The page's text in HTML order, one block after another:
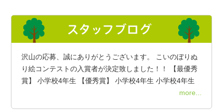
沢山の応募、誠にありがとうございます。 こいのぼりぬ
り絵コンテストの入賞者が決定致しました！！ 【最優秀
賞】 小学校4年生 【優秀賞】 小学校4年生 小学校4年生
more...